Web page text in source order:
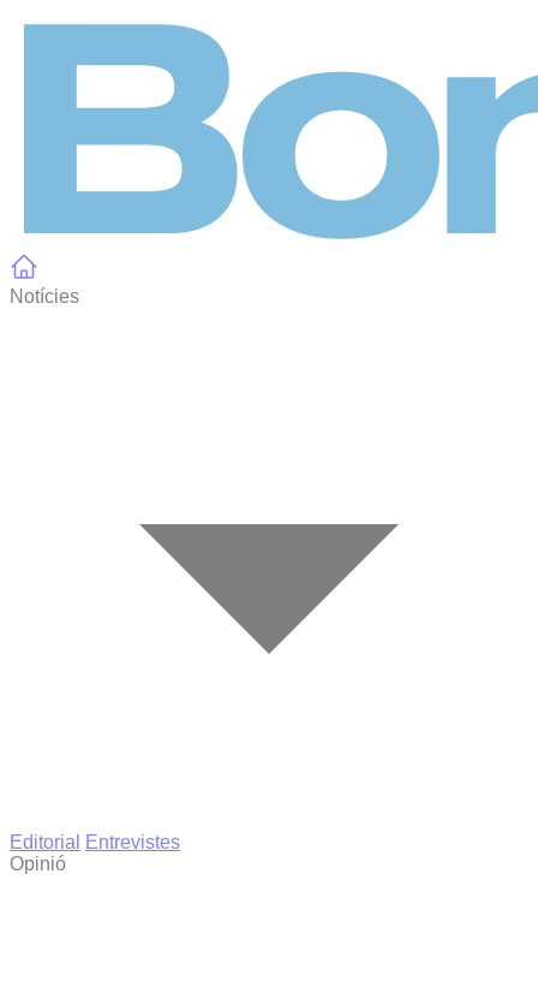
Notícies
Editorial
Entrevistes
Opinió